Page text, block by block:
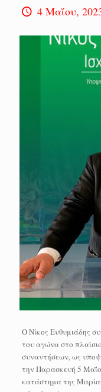
4 Μαΐου,
O Νίκος Ευθυμιάδης
του αγώνα στο
συναντήσεων, ως
την Παρασκευή 5
κατάστημα της